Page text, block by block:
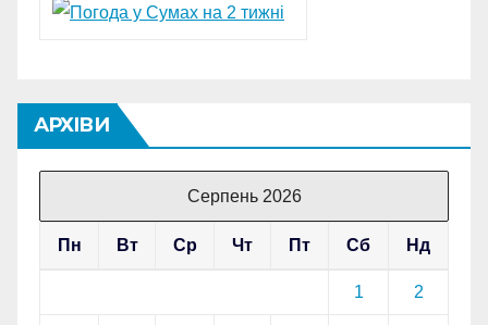
АРХІВИ
Серпень 2026
Пн Вт Ср Чт Пт Сб Нд
1 2